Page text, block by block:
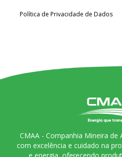
Política de Privacidade de Dados
CMAA - Companhia Mineira de
com excelência e cuidado na
e energia, oferecendo